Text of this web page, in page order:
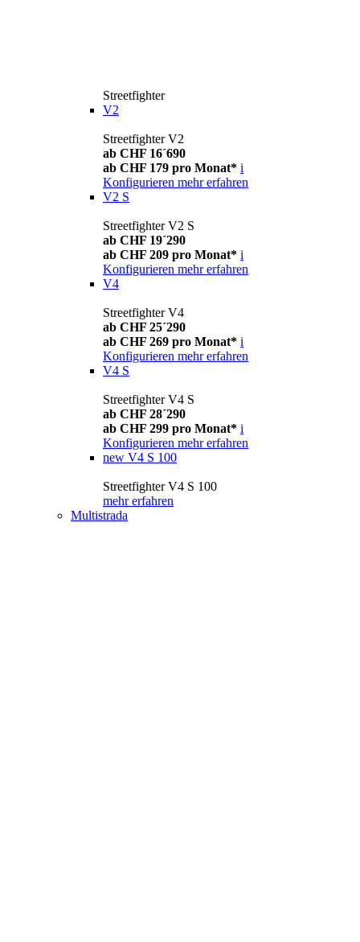
Streetfighter
V2
Streetfighter V2
ab CHF 16´690
ab CHF 179 pro Monat* i
Konfigurieren mehr erfahren
V2 S
Streetfighter V2 S
ab CHF 19´290
ab CHF 209 pro Monat* i
Konfigurieren mehr erfahren
V4
Streetfighter V4
ab CHF 25´290
ab CHF 269 pro Monat* i
Konfigurieren mehr erfahren
V4 S
Streetfighter V4 S
ab CHF 28´290
ab CHF 299 pro Monat* i
Konfigurieren mehr erfahren
new V4 S 100
Streetfighter V4 S 100
mehr erfahren
Multistrada